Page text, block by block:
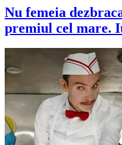
Nu femeia
premiul cel mare.